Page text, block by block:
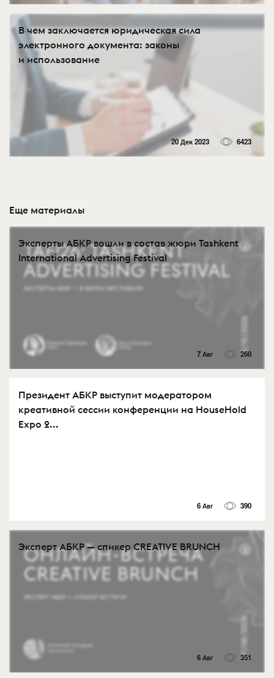
В чем заключается юридическая сила
электронного документа: законы
и использование
20 Дек 2023 6423
Еще материалы
Эксперты АБКР вошли в состав жюри Tashkent
International Advertising Festival
7 Авг 260
Президент АБКР выступит модератором
креативной сессии конференции на HouseHold
Expo 2...
6 Авг 390
Эксперт АБКР — спикер CREATIVE BRUNCH
6 Авг 351